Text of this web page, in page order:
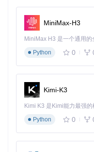
期结果：文件大小约
启动PKHeX，验证工
d"选项
本，否则可能导致插
→程序和功能"检查已安
三、五大核心功能
1. 智能合法性校验引擎 [
自动检测宝可梦数据中的
合矛盾、道具使用违规
MiniMax-H3
Python
0
Kimi-K3
Python
0